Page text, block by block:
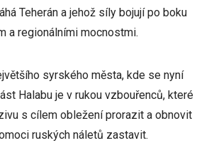
Teherán a jehož síly bojují po boku
a regionálními mocnostmi.
syrského města, kde se nyní
Halabu je v rukou vzbouřenců, které
s cílem obležení prorazit a obnovit
ruských náletů zastavit.